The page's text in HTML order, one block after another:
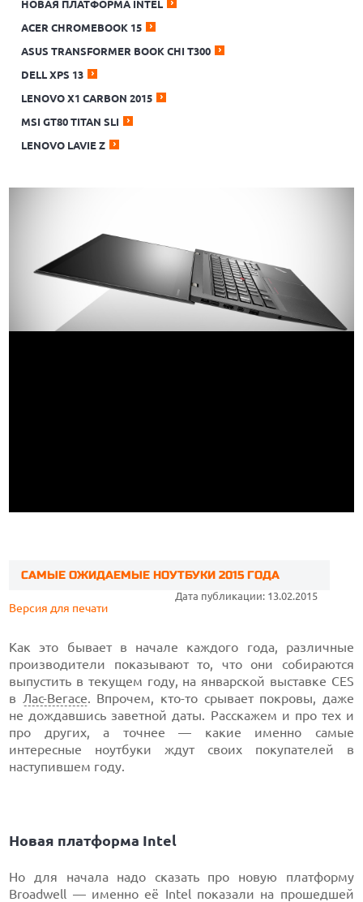
НОВАЯ ПЛАТФОРМА INTEL
ACER CHROMEBOOK 15
ASUS TRANSFORMER BOOK CHI T300
DELL XPS 13
LENOVO X1 CARBON 2015
MSI GT80 TITAN SLI
LENOVO LAVIE Z
САМЫЕ ОЖИДАЕМЫЕ НОУТБУКИ 2015 ГОДА
Дата публикации: 13.02.2015
Версия для печати
Как это бывает в начале каждого года, различные
производители показывают то, что они собираются
выпустить в текущем году, на январской выставке CES
в Лас-Вегасе. Впрочем, кто-то срывает покровы, даже
не дождавшись заветной даты. Расскажем и про тех и
про других, а точнее — какие именно самые
интересные ноутбуки ждут своих покупателей в
наступившем году.
Новая платформа Intel
Но для начала надо сказать про новую платформу
Broadwell — именно её Intel показали на прошедшей